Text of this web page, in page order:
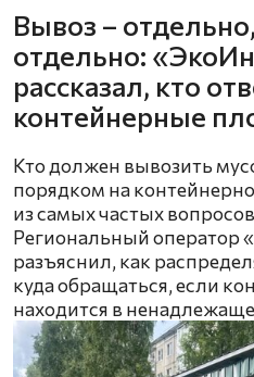
Вывоз –
отдельно:
рассказал, кто
контейнерные
Кто должен вывозить
порядком на
из самых частых
Региональный оператор
разъяснил, как
куда обращаться, если
находится в